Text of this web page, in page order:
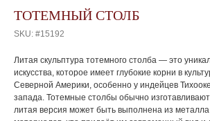
ТОТЕМНЫЙ СТОЛБ
SKU: #15192
Литая скульптура тотемного столба — это
искусства, которое имеет глубокие корни в
Северной Америки, особенно у индейцев
запада. Тотемные столбы обычно
литая версия может быть выполнена из металла